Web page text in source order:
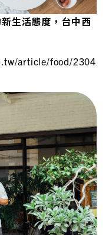
生活態度，台中西
article/food/230418/